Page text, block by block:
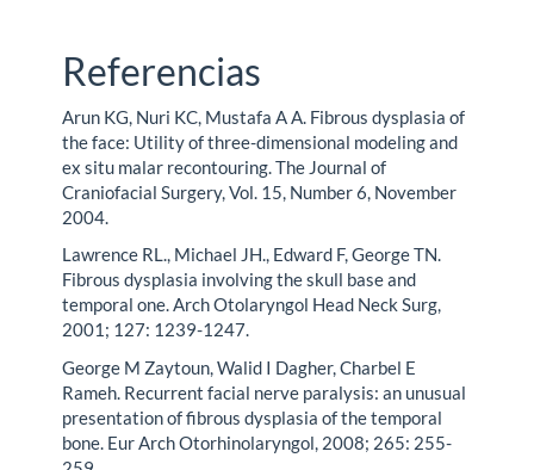
Referencias
Arun KG, Nuri KC, Mustafa A A. Fibrous dysplasia of
the face: Utility of three-dimensional modeling and
ex situ malar recontouring. The Journal of
Craniofacial Surgery, Vol. 15, Number 6, November
2004.
Lawrence RL., Michael JH., Edward F, George TN.
Fibrous dysplasia involving the skull base and
temporal one. Arch Otolaryngol Head Neck Surg,
2001; 127: 1239-1247.
George M Zaytoun, Walid I Dagher, Charbel E
Rameh. Recurrent facial nerve paralysis: an unusual
presentation of fibrous dysplasia of the temporal
bone. Eur Arch Otorhinolaryngol, 2008; 265: 255-